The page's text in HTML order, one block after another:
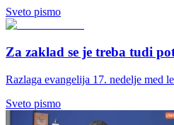
Sveto pismo
Za zaklad se je treba tudi
Razlaga evangelija 17. nedelje med
Sveto pismo